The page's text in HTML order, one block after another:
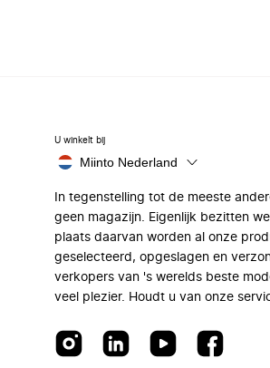
U winkelt bij
Miinto Nederland
In tegenstelling tot de meeste
geen magazijn. Eigenlijk bezitten
plaats daarvan worden al onze
geselecteerd, opgeslagen en
verkopers van 's werelds beste
veel plezier. Houdt u van onze